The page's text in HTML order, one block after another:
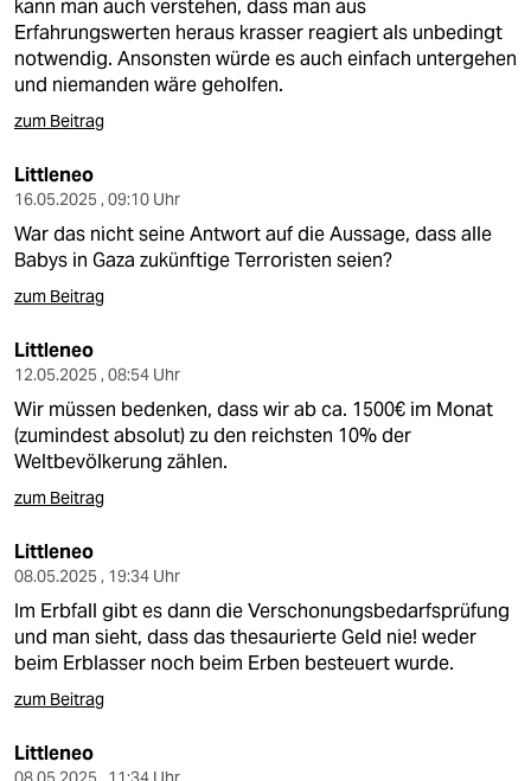
kann man auch verstehen, dass man aus
Erfahrungswerten heraus krasser reagiert als unbedingt
notwendig. Ansonsten würde es auch einfach untergehen
und niemanden wäre geholfen.
zum Beitrag
Littleneo
16.05.2025 , 09:10 Uhr
War das nicht seine Antwort auf die Aussage, dass alle
Babys in Gaza zukünftige Terroristen seien?
zum Beitrag
Littleneo
12.05.2025 , 08:54 Uhr
Wir müssen bedenken, dass wir ab ca. 1500€ im Monat
(zumindest absolut) zu den reichsten 10% der
Weltbevölkerung zählen.
zum Beitrag
Littleneo
08.05.2025 , 19:34 Uhr
Im Erbfall gibt es dann die Verschonungsbedarfsprüfung
und man sieht, dass das thesaurierte Geld nie! weder
beim Erblasser noch beim Erben besteuert wurde.
zum Beitrag
Littleneo